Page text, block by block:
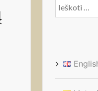
Ieškoti: